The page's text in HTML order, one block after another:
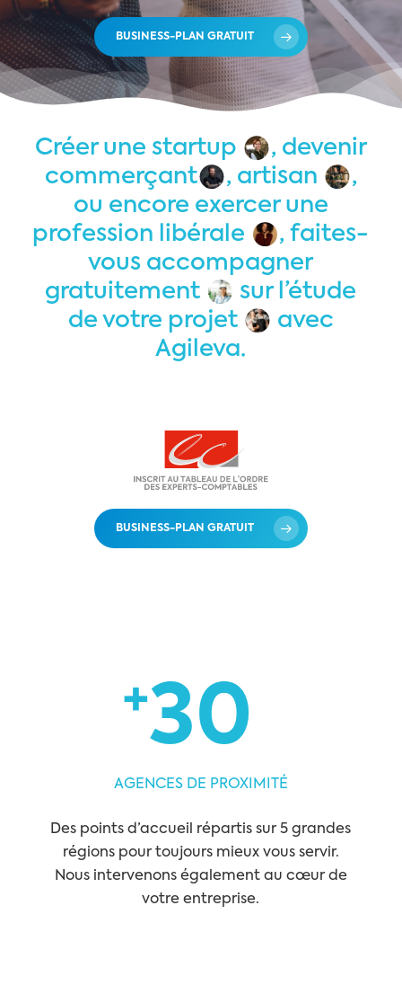
BUSINESS-PLAN GRATUIT
Créer une startup
, devenir
commerçant
, artisan
,
ou encore exercer une
profession libérale
, faites-
vous accompagner
gratuitement
sur l’étude
de votre projet
avec
Agileva.
BUSINESS-PLAN GRATUIT
+30
AGENCES DE PROXIMITÉ
Des points d’accueil répartis sur 5 grandes
régions pour toujours mieux vous servir.
Nous intervenons également au cœur de
votre entreprise.